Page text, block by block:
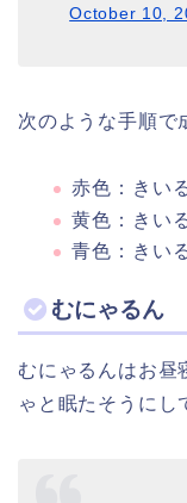
October 10,
次のような手順で
赤色：きい
黄色：きい
青色：きい
むにゃるん
むにゃるんはお昼
ゃと眠たそうにし